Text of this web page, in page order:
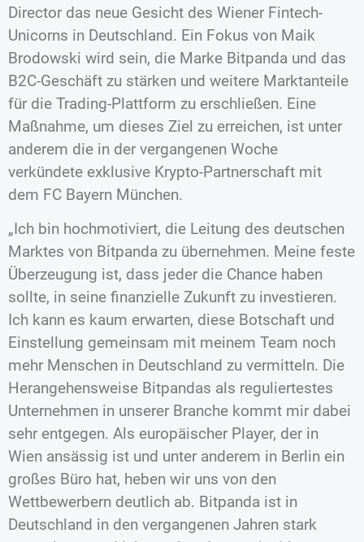
Director das neue Gesicht des Wiener Fintech-
Unicorns in Deutschland. Ein Fokus von Maik
Brodowski wird sein, die Marke Bitpanda und das
B2C-Geschäft zu stärken und weitere Marktanteile
für die Trading-Plattform zu erschließen. Eine
Maßnahme, um dieses Ziel zu erreichen, ist unter
anderem die in der vergangenen Woche
verkündete exklusive Krypto-Partnerschaft mit
dem FC Bayern München.
„Ich bin hochmotiviert, die Leitung des deutschen
Marktes von Bitpanda zu übernehmen. Meine feste
Überzeugung ist, dass jeder die Chance haben
sollte, in seine finanzielle Zukunft zu investieren.
Ich kann es kaum erwarten, diese Botschaft und
Einstellung gemeinsam mit meinem Team noch
mehr Menschen in Deutschland zu vermitteln. Die
Herangehensweise Bitpandas als reguliertestes
Unternehmen in unserer Branche kommt mir dabei
sehr entgegen. Als europäischer Player, der in
Wien ansässig ist und unter anderem in Berlin ein
großes Büro hat, heben wir uns von den
Wettbewerbern deutlich ab. Bitpanda ist in
Deutschland in den vergangenen Jahren stark